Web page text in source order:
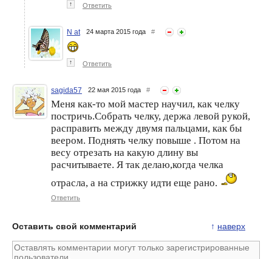
↑ Ответить
N at 24 марта 2015 года #
↑ Ответить
sagida57 22 мая 2015 года #
Меня как-то мой мастер научил, как челку
постричь.Собрать челку, держа левой рукой,
расправить между двумя пальцами, как бы
веером. Поднять челку повыше . Потом на
весу отрезать на какую длину вы
расчитываете. Я так делаю,когда челка
отрасла, а на стрижку идти еще рано.
Ответить
↑ наверх
Оставить свой комментарий